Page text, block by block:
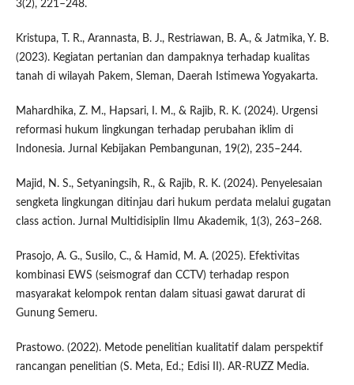
3(2), 221–248.
Kristupa, T. R., Arannasta, B. J., Restriawan, B. A., & Jatmika, Y. B.
(2023). Kegiatan pertanian dan dampaknya terhadap kualitas
tanah di wilayah Pakem, Sleman, Daerah Istimewa Yogyakarta.
Mahardhika, Z. M., Hapsari, I. M., & Rajib, R. K. (2024). Urgensi
reformasi hukum lingkungan terhadap perubahan iklim di
Indonesia. Jurnal Kebijakan Pembangunan, 19(2), 235–244.
Majid, N. S., Setyaningsih, R., & Rajib, R. K. (2024). Penyelesaian
sengketa lingkungan ditinjau dari hukum perdata melalui gugatan
class action. Jurnal Multidisiplin Ilmu Akademik, 1(3), 263–268.
Prasojo, A. G., Susilo, C., & Hamid, M. A. (2025). Efektivitas
kombinasi EWS (seismograf dan CCTV) terhadap respon
masyarakat kelompok rentan dalam situasi gawat darurat di
Gunung Semeru.
Prastowo. (2022). Metode penelitian kualitatif dalam perspektif
rancangan penelitian (S. Meta, Ed.; Edisi II). AR-RUZZ Media.